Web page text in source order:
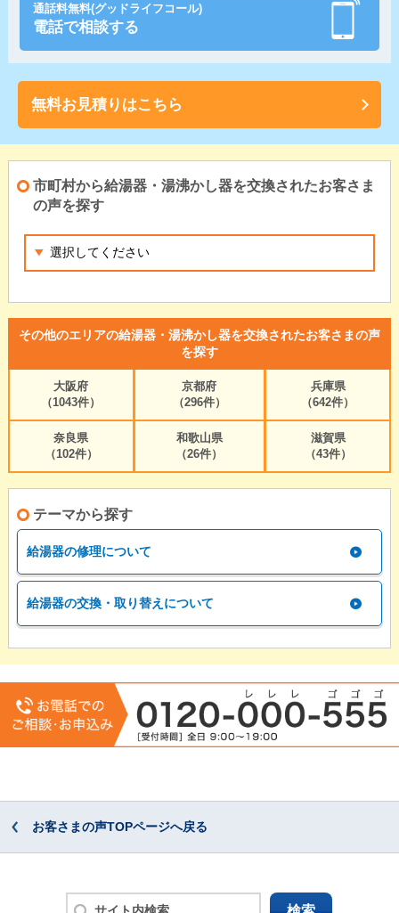
通話料無料(グッドライフコール)
電話で相談する
無料お見積りはこちら
市町村から給湯器・湯沸かし器を交換されたお客さま
の声を探す
その他のエリアの給湯器・湯沸かし器を交換されたお客さまの声
を探す
大阪府
（1043件）
京都府
（296件）
兵庫県
（642件）
奈良県
（102件）
和歌山県
（26件）
滋賀県
（43件）
テーマから探す
給湯器の修理について
給湯器の交換・取り替えについて
お客さまの声TOPページへ戻る